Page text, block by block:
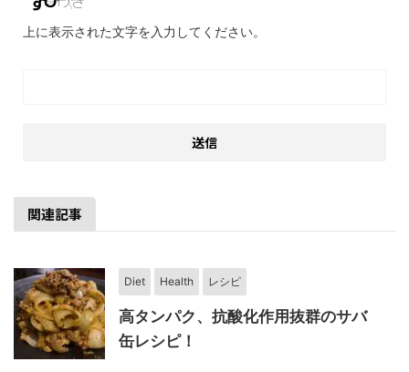
上に表示された文字を入力してください。
関連記事
Diet Health レシピ
高タンパク、抗酸化作用抜群のサバ
缶レシピ！